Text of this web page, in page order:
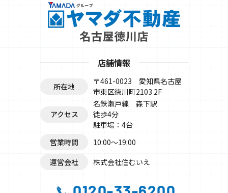
店舗情報
所在地
〒461-0023 愛知県名古屋
市東区徳川町2103 2F
アクセス
名鉄瀬戸線 森下駅
徒歩4分
駐車場：4台
営業時間
10:00〜19:00
運営会社
株式会社住むいえ